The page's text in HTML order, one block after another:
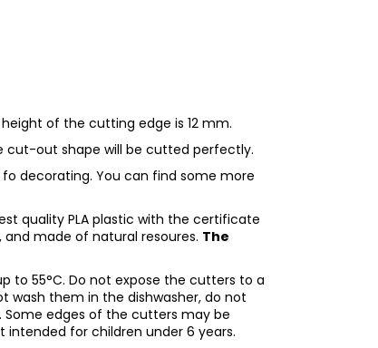
of the cutting edge is 12 mm.
cut-out shape will be cutted perfectly.
decorating. You can find some more
quality PLA plastic with the certificate
made of natural resoures. The
to 55°C. Do not expose the cutters to a
wash them in the dishwasher, do not
edges of the cutters may be
for children under 6 years.